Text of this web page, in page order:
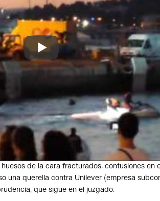
de la cara fracturados, contusiones en
una querella contra Unilever (empresa
que sigue en el juzgado.